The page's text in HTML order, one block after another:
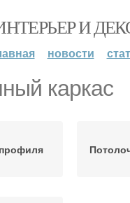
И
новости
каркас